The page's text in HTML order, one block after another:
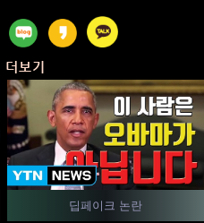
더보기
딥페이크 논란